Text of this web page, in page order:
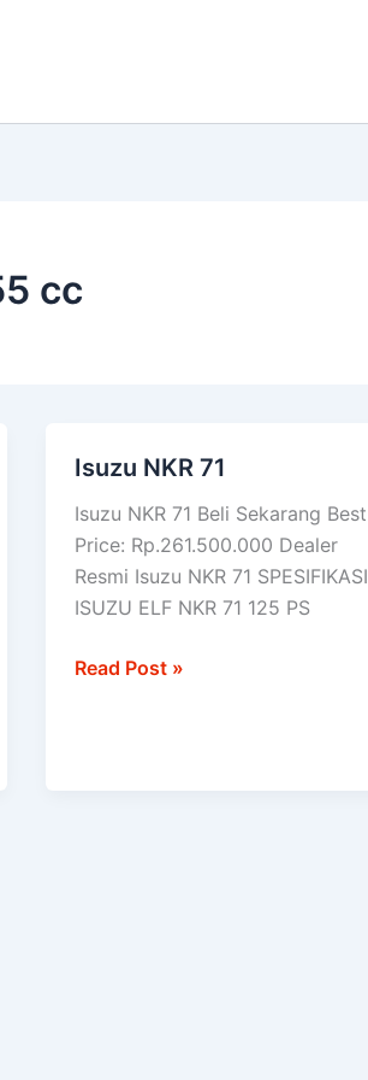
cc
Isuzu NKR 71
Isuzu NKR 71 Beli Sekarang Best
Price: Rp.261.500.000 Dealer
Resmi Isuzu NKR 71 SPESIFIKASI
ISUZU ELF NKR 71 125 PS
Isuzu
Read Post »